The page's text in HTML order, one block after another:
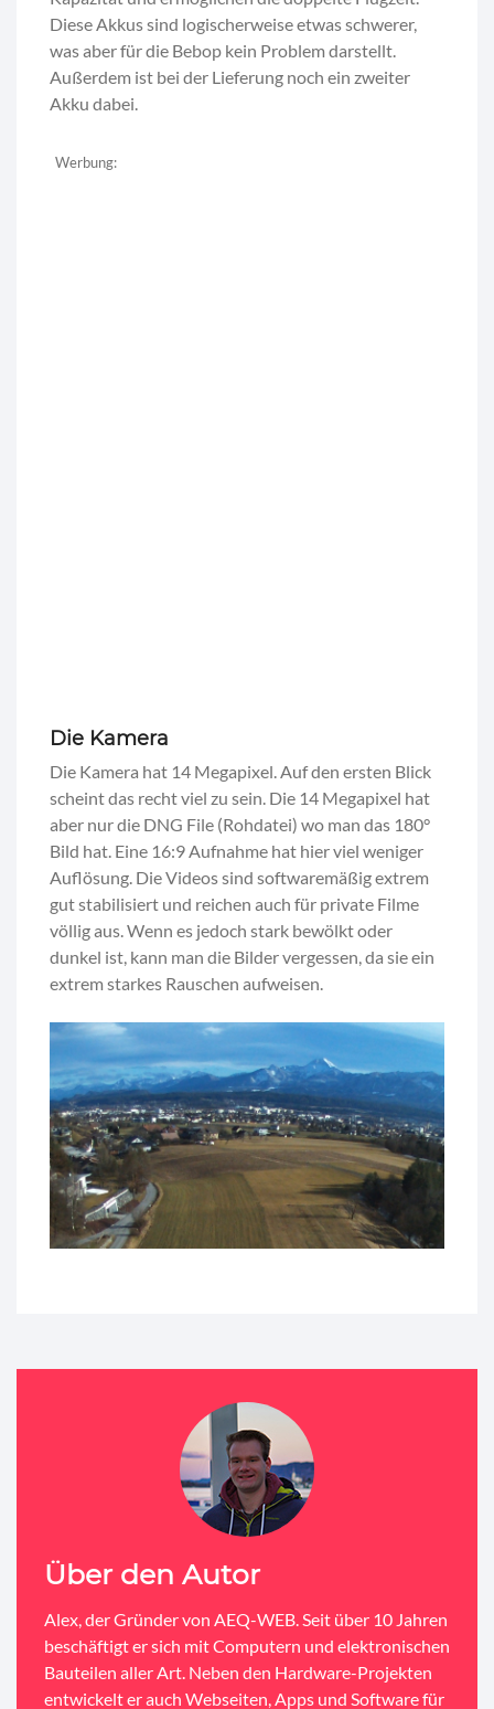
Diese Akkus sind logischerweise etwas schwerer,
was aber für die Bebop kein Problem darstellt.
Außerdem ist bei der Lieferung noch ein zweiter
Akku dabei.
Werbung:
Die Kamera
Die Kamera hat 14 Megapixel. Auf den ersten Blick
scheint das recht viel zu sein. Die 14 Megapixel hat
aber nur die DNG File (Rohdatei) wo man das 180°
Bild hat. Eine 16:9 Aufnahme hat hier viel weniger
Auflösung. Die Videos sind softwaremäßig extrem
gut stabilisiert und reichen auch für private Filme
völlig aus. Wenn es jedoch stark bewölkt oder
dunkel ist, kann man die Bilder vergessen, da sie ein
extrem starkes Rauschen aufweisen.
Über den Autor
Alex, der Gründer von AEQ-WEB. Seit über 10 Jahren
beschäftigt er sich mit Computern und elektronischen
Bauteilen aller Art. Neben den Hardware-Projekten
entwickelt er auch Webseiten, Apps und Software für